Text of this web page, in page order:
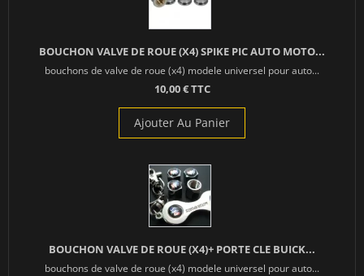
BOUCHON VALVE DE ROUE (X4) SPIKE PIC AUTO MOTO...
bouchons de valve de roue (x4) modele universel pour auto...
10,00 € TTC
Ajouter Au Panier
BOUCHON VALVE DE ROUE (X4)+ PORTE CLE BUICK...
bouchons de valve de roue (x4) modele universel pour auto...